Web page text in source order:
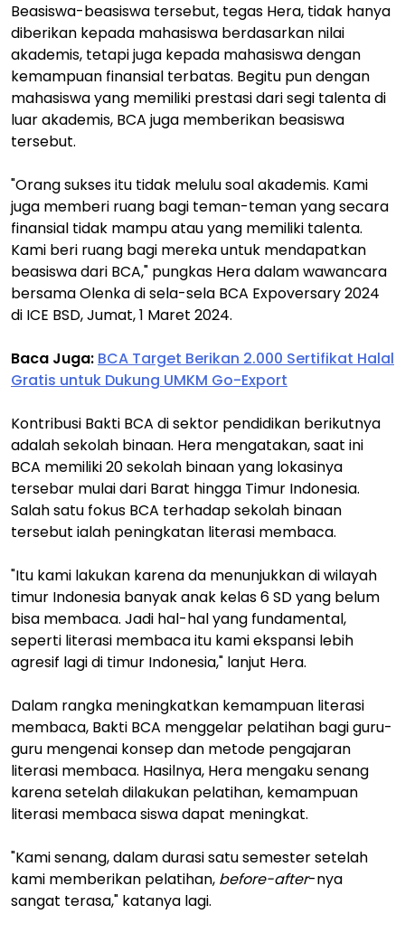
Beasiswa-beasiswa tersebut, tegas Hera, tidak hanya
diberikan kepada mahasiswa berdasarkan nilai
akademis, tetapi juga kepada mahasiswa dengan
kemampuan finansial terbatas. Begitu pun dengan
mahasiswa yang memiliki prestasi dari segi talenta di
luar akademis, BCA juga memberikan beasiswa
tersebut.
"Orang sukses itu tidak melulu soal akademis. Kami
juga memberi ruang bagi teman-teman yang secara
finansial tidak mampu atau yang memiliki talenta.
Kami beri ruang bagi mereka untuk mendapatkan
beasiswa dari BCA," pungkas Hera dalam wawancara
bersama Olenka di sela-sela BCA Expoversary 2024
di ICE BSD, Jumat, 1 Maret 2024.
Baca Juga: BCA Target Berikan 2.000 Sertifikat Halal
Gratis untuk Dukung UMKM Go-Export
Kontribusi Bakti BCA di sektor pendidikan berikutnya
adalah sekolah binaan. Hera mengatakan, saat ini
BCA memiliki 20 sekolah binaan yang lokasinya
tersebar mulai dari Barat hingga Timur Indonesia.
Salah satu fokus BCA terhadap sekolah binaan
tersebut ialah peningkatan literasi membaca.
"Itu kami lakukan karena da menunjukkan di wilayah
timur Indonesia banyak anak kelas 6 SD yang belum
bisa membaca. Jadi hal-hal yang fundamental,
seperti literasi membaca itu kami ekspansi lebih
agresif lagi di timur Indonesia," lanjut Hera.
Dalam rangka meningkatkan kemampuan literasi
membaca, Bakti BCA menggelar pelatihan bagi guru-
guru mengenai konsep dan metode pengajaran
literasi membaca. Hasilnya, Hera mengaku senang
karena setelah dilakukan pelatihan, kemampuan
literasi membaca siswa dapat meningkat.
"Kami senang, dalam durasi satu semester setelah
kami memberikan pelatihan, before-after-nya
sangat terasa," katanya lagi.